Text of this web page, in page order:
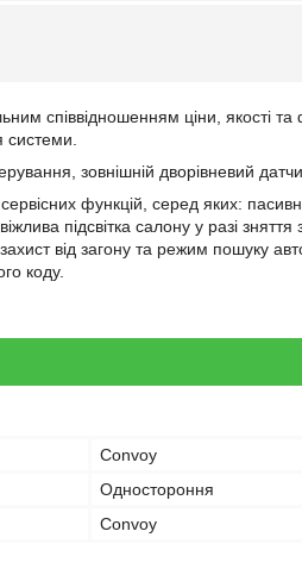
співвідношенням ціни, якості
системи.
зовнішній дворівневий
функцій, серед яких:
підсвітка салону у разі
від загону та режим пошуку
коду.
Convoy
Одностороння
Convoy